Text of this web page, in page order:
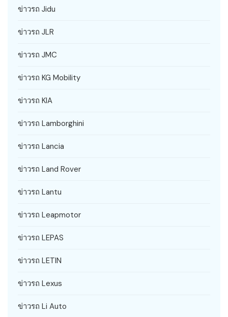
ข่าวรถ Jidu
ข่าวรถ JLR
ข่าวรถ JMC
ข่าวรถ KG Mobility
ข่าวรถ KIA
ข่าวรถ Lamborghini
ข่าวรถ Lancia
ข่าวรถ Land Rover
ข่าวรถ Lantu
ข่าวรถ Leapmotor
ข่าวรถ LEPAS
ข่าวรถ LETIN
ข่าวรถ Lexus
ข่าวรถ Li Auto